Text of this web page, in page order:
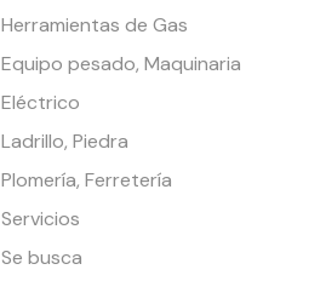
Herramientas de Gas
Equipo pesado, Maquinaria
Eléctrico
Ladrillo, Piedra
Plomería, Ferretería
Servicios
Se busca